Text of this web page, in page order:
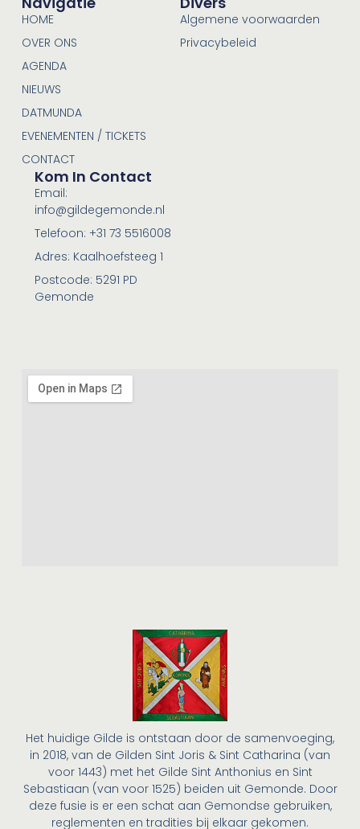
Het huidige Gilde is ontstaan door de samenvoeging,
in 2018, van de Gilden Sint Joris & Sint Catharina (van
voor 1443) met het Gilde Sint Anthonius en Sint
Sebastiaan (van voor 1525) beiden uit Gemonde. Door
deze fusie is er een schat aan Gemondse gebruiken,
reglementen en tradities bij elkaar gekomen.
HOME
OVER ONS
AGENDA
NIEUWS
DATMUNDA
EVENEMENTEN / TICKETS
CONTACT
Algemene voorwaarden
Privacybeleid
Kom In Contact
Email:
info@gildegemonde.nl
Telefoon: +31 73 5516008
Adres: Kaalhoefsteeg 1
Postcode: 5291 PD
Gemonde